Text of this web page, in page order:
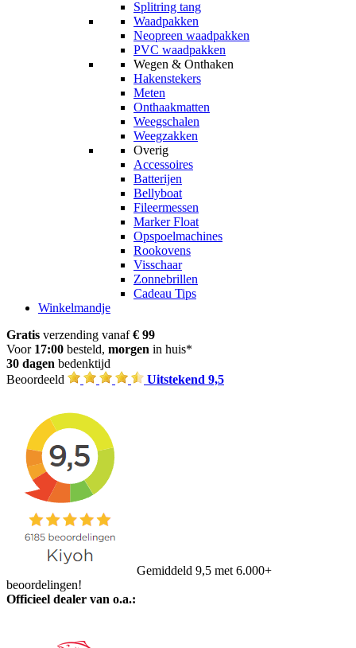
Splitring tang
Waadpakken
Neopreen waadpakken
PVC waadpakken
Wegen & Onthaken
Hakenstekers
Meten
Onthaakmatten
Weegschalen
Weegzakken
Overig
Accessoires
Batterijen
Bellyboat
Fileermessen
Marker Float
Opspoelmachines
Rookovens
Visschaar
Zonnebrillen
Cadeau Tips
Winkelmandje
Gratis verzending vanaf€ 99
Voor 17:00 besteld, morgen in huis*
30 dagen bedenktijd
Beoordeeld
Uitstekend 9,5
Gemiddeld 9,5 met 6.000+
beoordelingen!
Officieel dealer van o.a.: